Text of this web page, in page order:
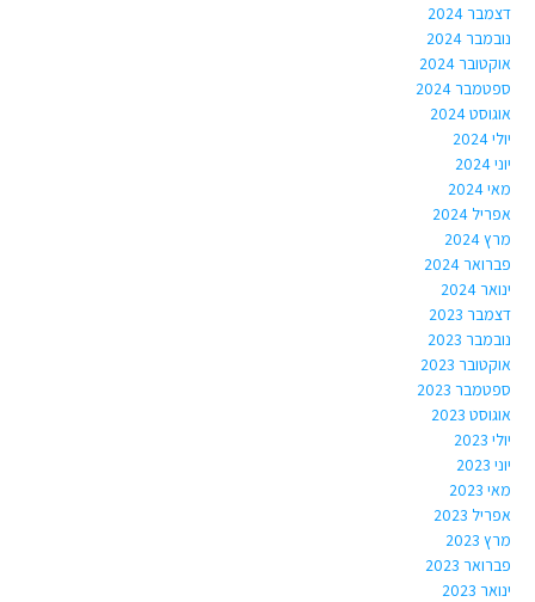
דצמבר 2024
נובמבר 2024
אוקטובר 2024
ספטמבר 2024
אוגוסט 2024
יולי 2024
יוני 2024
מאי 2024
אפריל 2024
מרץ 2024
פברואר 2024
ינואר 2024
דצמבר 2023
נובמבר 2023
אוקטובר 2023
ספטמבר 2023
אוגוסט 2023
יולי 2023
יוני 2023
מאי 2023
אפריל 2023
מרץ 2023
פברואר 2023
ינואר 2023